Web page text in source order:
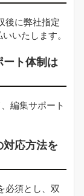
後に弊社指定
いたします。
ト体制は
編集サポート
応方法を
必須とし、双